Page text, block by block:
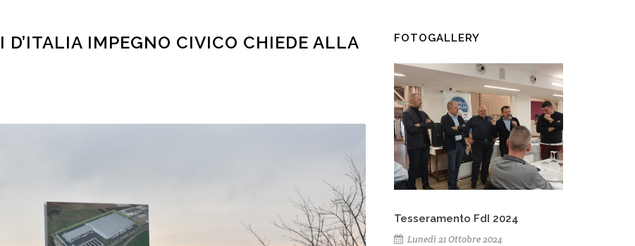
IMPEGNO CIVICO CHIEDE ALLA
FOTOGALLERY
Tesseramento FdI 2024
Lunedì 21 Ottobre 2024